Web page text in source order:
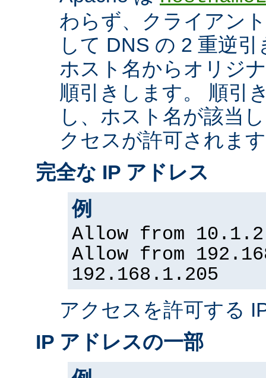
わらず、クライアン
して DNS の 2 重逆
ホスト名からオリジ
順引きします。 順引
し、ホスト名が該当
クセスが許可されま
完全な IP アドレス
例
Allow from
Allow from
192.168.1.205
アクセスを許可する
IP アドレスの一部